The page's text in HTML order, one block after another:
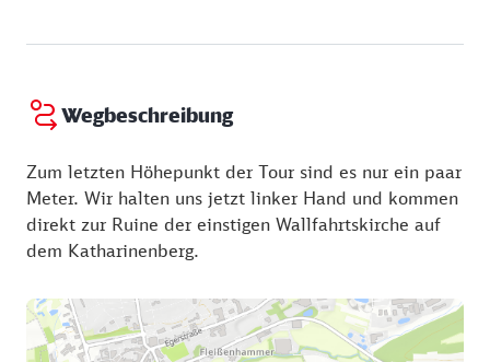
Donnerstag:13:00 - 17:00 Uhr
Sonntag:
Wegbeschreibung
Zum letzten Höhepunkt der Tour sind es nur ein paar
Meter. Wir halten uns jetzt linker Hand und kommen
direkt zur Ruine der einstigen Wallfahrtskirche auf
dem Katharinenberg.